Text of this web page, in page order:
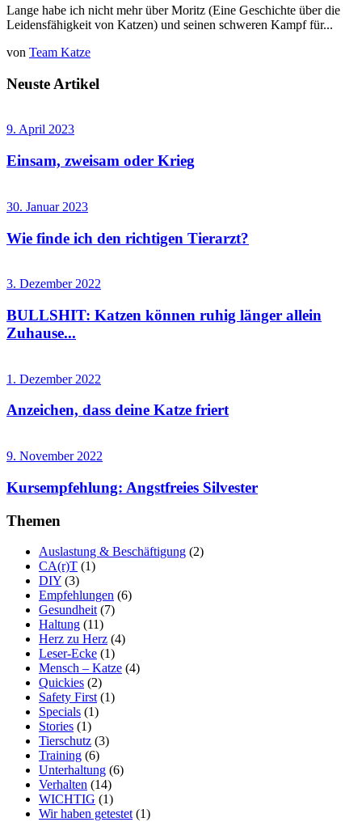
Lange habe ich nicht mehr über Moritz (Eine Geschichte über die
Leidensfähigkeit von Katzen) und seinen schweren Kampf für...
von Team Katze
Neuste Artikel
9. April 2023
Einsam, zweisam oder Krieg
30. Januar 2023
Wie finde ich den richtigen Tierarzt?
3. Dezember 2022
BULLSHIT: Katzen können ruhig länger allein
Zuhause...
1. Dezember 2022
Anzeichen, dass deine Katze friert
9. November 2022
Kursempfehlung: Angstfreies Silvester
Themen
Auslastung & Beschäftigung (2)
CA(r)T (1)
DIY (3)
Empfehlungen (6)
Gesundheit (7)
Haltung (11)
Herz zu Herz (4)
Leser-Ecke (1)
Mensch – Katze (4)
Quickies (2)
Safety First (1)
Specials (1)
Stories (1)
Tierschutz (3)
Training (6)
Unterhaltung (6)
Verhalten (14)
WICHTIG (1)
Wir haben getestet (1)